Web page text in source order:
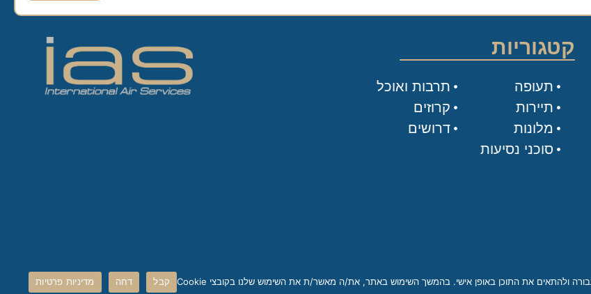
קטגוריות
תעופה
תיירות
מלונות
סוכני נסיעות
תרבות ואוכל
קרוזים
דרושים
קבל מדיניות פרטיות